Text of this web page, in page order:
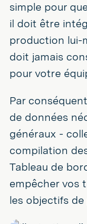
simple pour
il doit être
production lui-
doit jamais
pour votre
Par
de données
généraux -
compilation
Tableau de
empêcher vos
les objectifs